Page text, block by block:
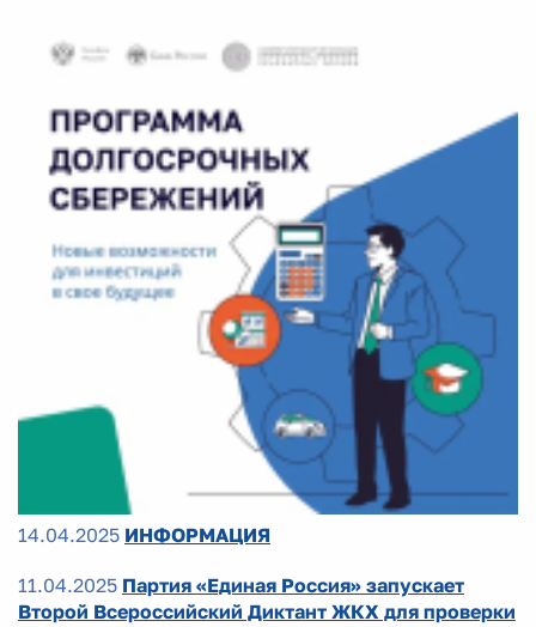
14.04.2025 ИНФОРМАЦИЯ
11.04.2025 Партия «Единая Россия» запускает
Второй Всероссийский Диктант ЖКХ для проверки